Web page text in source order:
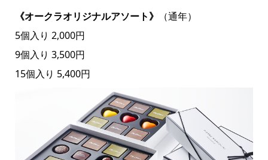
《オークラオリジナルアソート》
（通年）
5個入り 2,000円
9個入り 3,500円
15個入り 5,400円